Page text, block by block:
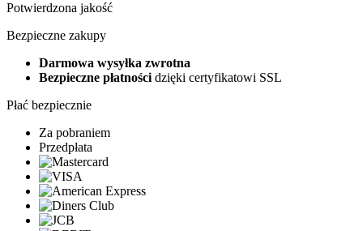
Potwierdzona jakość
Bezpieczne zakupy
Darmowa wysyłka zwrotna
Bezpieczne płatności dzięki certyfikatowi SSL
Płać bezpiecznie
Za pobraniem
Przedpłata